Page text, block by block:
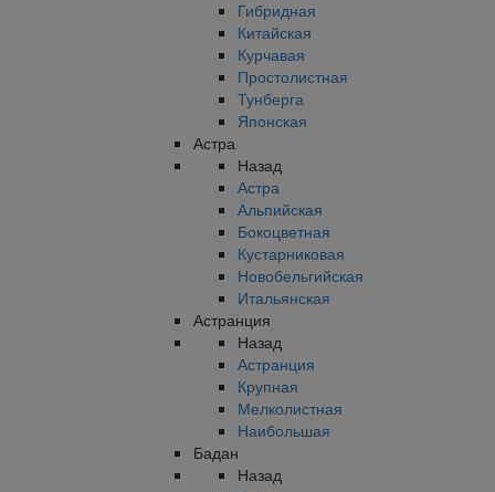
Гибридная
Китайская
Курчавая
Простолистная
Тунберга
Японская
Астра
Назад
Астра
Альпийская
Бокоцветная
Кустарниковая
Новобельгийская
Итальянская
Астранция
Назад
Астранция
Крупная
Мелколистная
Наибольшая
Бадан
Назад